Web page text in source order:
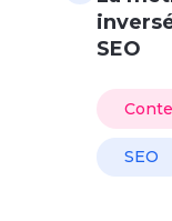
SEO
SEO